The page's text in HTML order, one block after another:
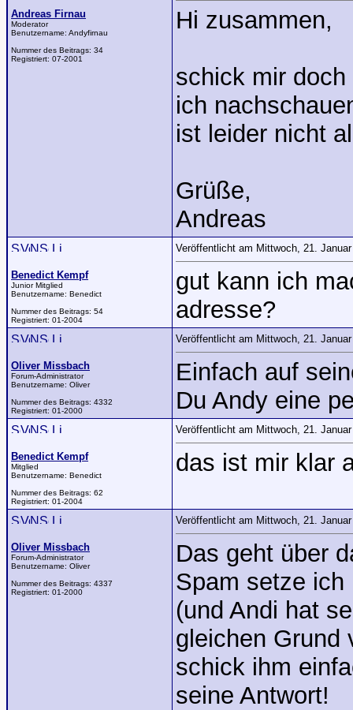
Andreas Firnau
Moderator
Benutzername: Andyfirnau
Nummer des Beitrags: 34
Registriert: 07-2001
Hi zusammen,
schick mir
ich
ist leider nicht
Grüße,
Andreas
Benedict Kempf
Junior Mitglied
Benutzername: Benedict
Nummer des Beitrags: 54
Registriert: 01-2004
Veröffentlicht am Mittwoch, 21.
gut kann ich
adresse?
Oliver Missbach
Forum-Administrator
Benutzername: Oliver
Nummer des Beitrags: 4332
Registriert: 01-2000
Veröffentlicht am Mittwoch, 21.
Einfach auf
Du Andy eine
Benedict Kempf
Mitglied
Benutzername: Benedict
Nummer des Beitrags: 62
Registriert: 01-2004
Veröffentlicht am Mittwoch, 21.
das ist mir klar
Oliver Missbach
Forum-Administrator
Benutzername: Oliver
Nummer des Beitrags: 4337
Registriert: 01-2000
Veröffentlicht am Mittwoch, 21.
Das geht über
Spam setze ich
(und Andi hat
gleichen Grund
schick ihm
seine Antwort!